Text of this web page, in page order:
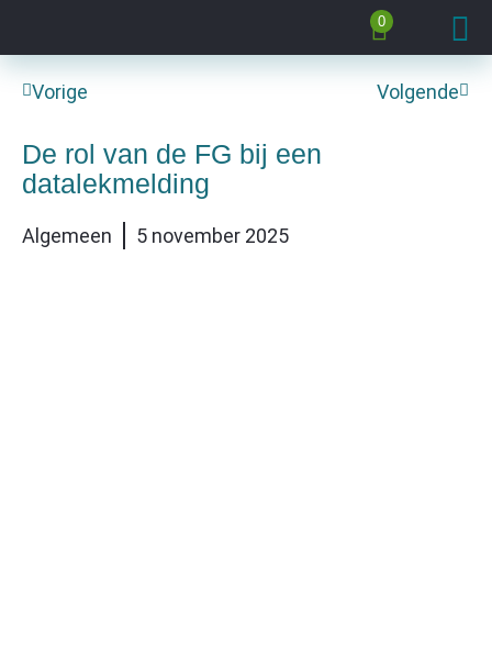
0
Vorige Volgende
De rol van de FG bij een
datalekmelding
Algemeen 5 november 2025